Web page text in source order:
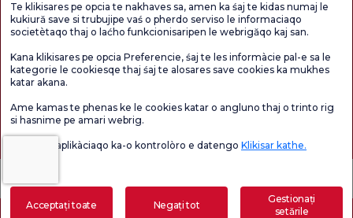
Conținutul paginii are doar scop informativ. Asigurați-vă că vă consultați medicul
pentru diagnostic și tratament.
Editor: Uğurcan Durmuş - 0 549 455 55 46. - Data actualizării: 07.08.2026
Te klikisares pe opcia te nakhaves sa, amen ka śaj te kidas numaj le
kukiură save si trubujipe vaś o pherdo serviso le informaciaqo
societètaqo thaj o laćho funkcionisaripen le webrigăqo kaj san.
Kana klikisares pe opcia Preferencie, śaj te les informàcie pal-e sa le
kategorie le cookiesqe thaj śaj te alosares save cookies ka mukhes
katar akana.
Ame kamas te phenas ke le cookies katar o angluno thaj o trinto rig
si hasnime pe amari webrig.
Vaś o lil e aplikàciaqo ka-o kontrolòro e datengo Klikisar kathe.
Acceptați toate Negați tot
Gestionați
setările